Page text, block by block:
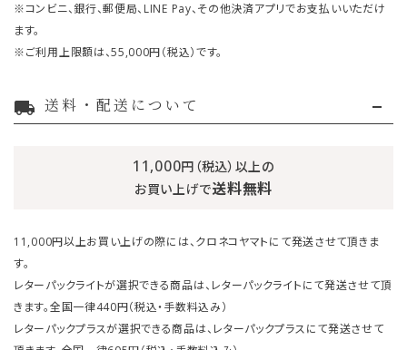
※コンビニ、銀行、郵便局、LINE Pay、その他決済アプリでお支払いいただけ
ます。
※ご利用上限額は、55,000円（税込）です。
local_shipping 送料・配送について
11,000円（税込）以上の
お買い上げで送料無料
11,000円以上お買い上げの際には、クロネコヤマトにて発送させて頂きま
す。
レターパックライトが選択できる商品は、レターパックライトにて発送させて頂
きます。全国一律440円（税込・手数料込み）
レターパックプラスが選択できる商品は、レターパックプラスにて発送させて